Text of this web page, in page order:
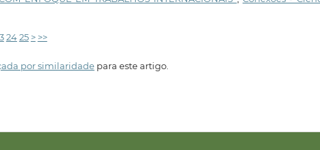
2425 > >>
por similaridadepara este artigo.